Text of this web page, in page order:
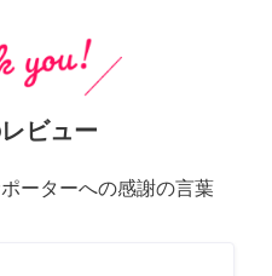
ビュー
ーターへの感謝の言葉